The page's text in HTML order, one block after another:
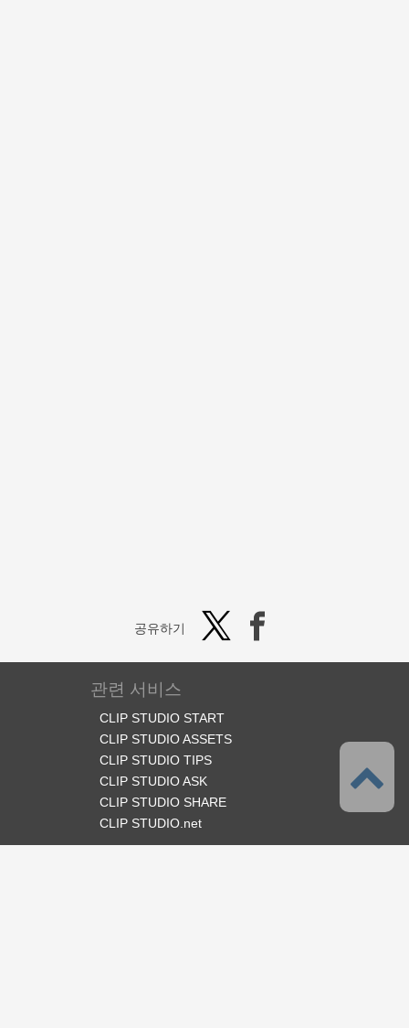
공유하기
관련 서비스
CLIP STUDIO START
CLIP STUDIO ASSETS
CLIP STUDIO TIPS
CLIP STUDIO ASK
CLIP STUDIO SHARE
CLIP STUDIO.net